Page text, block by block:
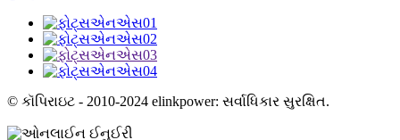
© કૉપિરાઇટ - 2010-2024 elinkpower: સર્વાધિકાર સુરક્ષિત.